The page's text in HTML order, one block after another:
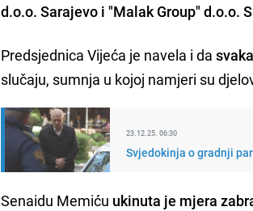
d.o.o. Sarajevo i "Malak Group" d.o.o.
Predsjednica Vijeća je navela i da
slučaju, sumnja u kojoj namjeri su
23.12.25. 06:30
Svjedokinja o gradnji
Senaidu Memiću ukinuta je mjera